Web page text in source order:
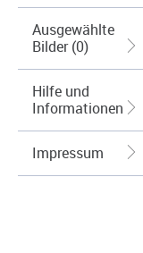
Ausgewählte
Bilder (0)
Hilfe und
Informationen
Impressum